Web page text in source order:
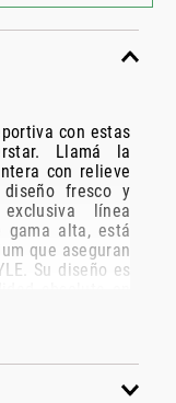
con estas
Llamá la
con relieve
fresco y
línea
gama alta, está
que aseguran
Su diseño es